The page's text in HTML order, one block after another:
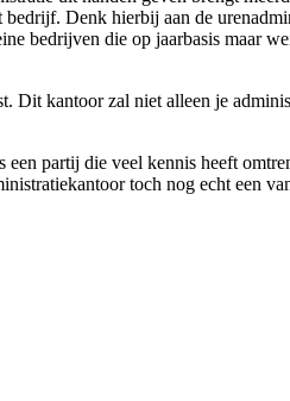
Denk hierbij aan de
bedrijven die op jaarbasis maar
Dit kantoor zal niet alleen je
partij die veel kennis heeft
toch nog echt een